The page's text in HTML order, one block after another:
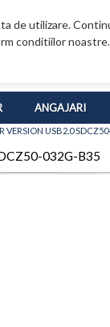
de utilizare.
conditiilor noastre.
ANGAJARI
VERSION USB2.0
032G-B35